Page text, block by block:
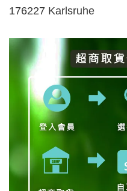
176227 Karlsruhe